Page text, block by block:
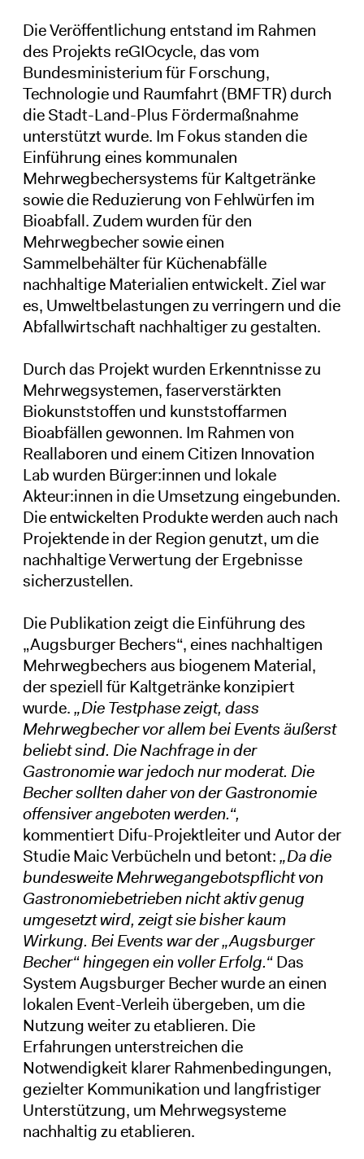
Die Veröffentlichung entstand im Rahmen
des Projekts reGIOcycle, das vom
Bundesministerium für Forschung,
Technologie und Raumfahrt (BMFTR) durch
die Stadt-Land-Plus Fördermaßnahme
unterstützt wurde. Im Fokus standen die
Einführung eines kommunalen
Mehrwegbechersystems für Kaltgetränke
sowie die Reduzierung von Fehlwürfen im
Bioabfall. Zudem wurden für den
Mehrwegbecher sowie einen
Sammelbehälter für Küchenabfälle
nachhaltige Materialien entwickelt. Ziel war
es, Umweltbelastungen zu verringern und die
Abfallwirtschaft nachhaltiger zu gestalten.
Durch das Projekt wurden Erkenntnisse zu
Mehrwegsystemen, faserverstärkten
Biokunststoffen und kunststoffarmen
Bioabfällen gewonnen. Im Rahmen von
Reallaboren und einem Citizen Innovation
Lab wurden Bürger:innen und lokale
Akteur:innen in die Umsetzung eingebunden.
Die entwickelten Produkte werden auch nach
Projektende in der Region genutzt, um die
nachhaltige Verwertung der Ergebnisse
sicherzustellen.
Die Publikation zeigt die Einführung des
„Augsburger Bechers“, eines nachhaltigen
Mehrwegbechers aus biogenem Material,
der speziell für Kaltgetränke konzipiert
wurde.„Die Testphase zeigt, dass
Mehrwegbecher vor allem bei Events äußerst
beliebt sind. Die Nachfrage in der
Gastronomie war jedoch nur moderat. Die
Becher sollten daher von der Gastronomie
offensiver angeboten werden.“,
kommentiert Difu-Projektleiter und Autor der
Studie Maic Verbücheln und betont:„Da die
bundesweite Mehrwegangebotspflicht von
Gastronomiebetrieben nicht aktiv genug
umgesetzt wird, zeigt sie bisher kaum
Wirkung. Bei Events war der „Augsburger
Becher“ hingegen ein voller Erfolg.“Das
System Augsburger Becher wurde an einen
lokalen Event-Verleih übergeben, um die
Nutzung weiter zu etablieren. Die
Erfahrungen unterstreichen die
Notwendigkeit klarer Rahmenbedingungen,
gezielter Kommunikation und langfristiger
Unterstützung, um Mehrwegsysteme
nachhaltig zu etablieren.